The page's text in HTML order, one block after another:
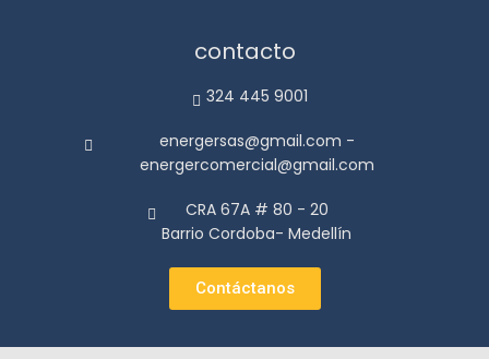
contacto
324 445 9001
energersas@gmail.com -
energercomercial@gmail.com
CRA 67A # 80 - 20
Barrio Cordoba- Medellín
Contáctanos